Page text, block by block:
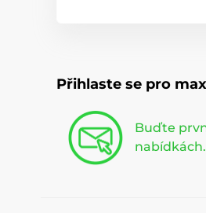
Přihlaste se pro
Buďte
nabídkách.